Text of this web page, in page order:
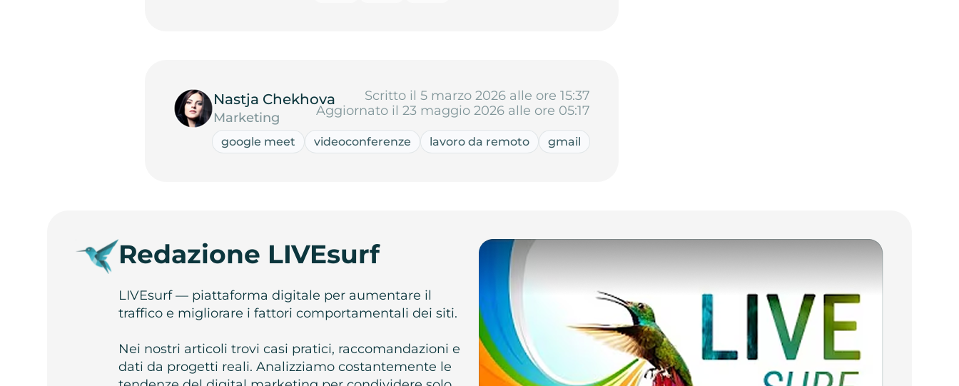
Nastja Chekhova
Marketing
Scritto il 5 marzo 2026 alle ore 15:37
Aggiornato il 23 maggio 2026 alle ore 05:17
google meet videoconferenze lavoro da remoto gmail
Redazione LIVEsurf
LIVEsurf — piattaforma digitale per aumentare il
traffico e migliorare i fattori comportamentali dei siti.
Nei nostri articoli trovi casi pratici, raccomandazioni e
dati da progetti reali. Analizziamo costantemente le